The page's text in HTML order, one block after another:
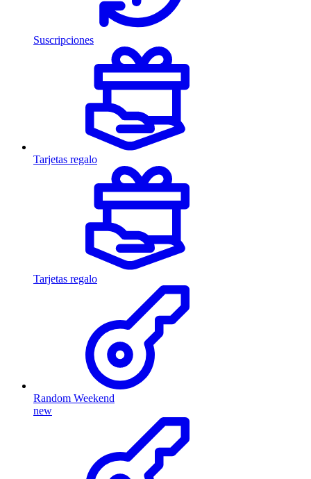
Suscripciones
Tarjetas regalo
Tarjetas regalo
Random Weekend
new